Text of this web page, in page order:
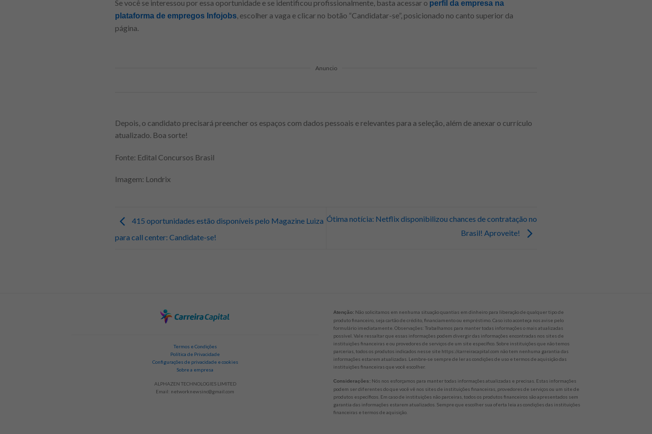
Se você se interessou por essa oportunidade e se identificou profissionalmente, basta acessar o perfil da empresa na
plataforma de empregos Infojobs, escolher a vaga e clicar no botão “Candidatar-se”, posicionado no canto superior da
página.
Anuncio
Depois, o candidato precisará preencher os espaços com dados pessoais e relevantes para a seleção, além de anexar o currículo
atualizado. Boa sorte!
Fonte: Edital Concursos Brasil
Imagem: Londrix
415 oportunidades estão disponíveis pelo Magazine Luiza
para call center: Candidate-se!
Ótima notícia: Netflix disponibilizou chances de contratação no
Brasil! Aproveite!
Termos e Condições
Política de Privacidade
Configurações de privacidade e cookies
Sobre a empresa
ALPHAZEN TECHNOLOGIES LIMITED
Email: networknewsinc@gmail.com
Atenção: Não solicitamos em nenhuma situação quantias em dinheiro para liberação de qualquer tipo de
produto financeiro, seja cartão de crédito, financiamento ou empréstimo. Caso isto aconteça nos avise pelo
formulário imediatamente. Observações: Trabalhamos para manter todas informações o mais atualizadas
possível. Vale ressaltar que essas informações podem divergir das informações encontradas nos sites de
instituições financeiras e ou provedores de serviços de um site específico. Sobre instituições que não temos
parcerias, todos os produtos indicados nesse site https://carreiracapital.com não tem nenhuma garantia das
informações estarem atualizadas. Lembre-se sempre de ler as condições de uso e termos de aquisição das
instituições financeiras que você escolher.
Considerações: Nós nos esforçamos para manter todas informações atualizadas e precisas. Estas informações
podem ser diferentes do que você vê nos sites de instituições financeiras, provedores de serviços ou um site de
produtos específicos. Em caso de instituições não parceiras, todos os produtos financeiros são apresentados sem
garantia das informações estarem atualizados. Sempre que escolher sua oferta leia as condições das instituições
financeiras e termos de aquisição.